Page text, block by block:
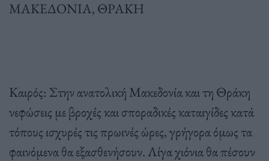
ΜΑΚΕΔΟΝΙΑ, ΘΡΑΚΗ
Καιρός: Στην ανατολική Μακεδονία και τη Θράκη
νεφώσεις με βροχές και σποραδικές καταιγίδες κατά
τόπους ισχυρές τις πρωινές ώρες, γρήγορα όμως τα
φαινόμενα θα εξασθενήσουν. Λίγα χιόνια θα πέσουν